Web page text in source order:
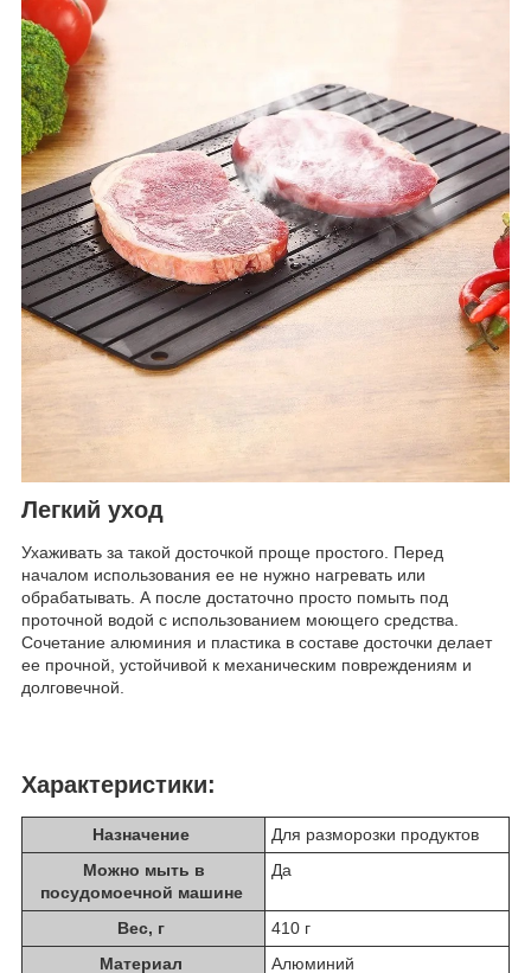
Легкий уход
Ухаживать за такой досточкой проще простого. Перед
началом использования ее не нужно нагревать или
обрабатывать. А после достаточно просто помыть под
проточной водой с использованием моющего средства.
Сочетание алюминия и пластика в составе досточки делает
ее прочной, устойчивой к механическим повреждениям и
долговечной.
Характеристики:
Назначение
Для разморозки продуктов
Можно мыть в
посудомоечной машине
Да
Вес, г
410 г
Материал
Алюминий